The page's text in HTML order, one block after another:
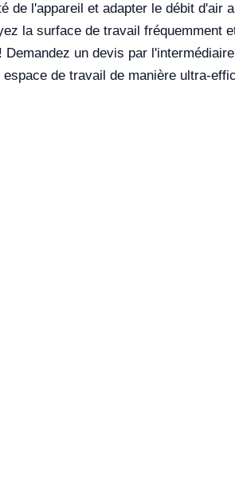
de l'appareil et adapter le débit d'air
la surface de travail fréquemment
un devis par
de travail de manière ultra-